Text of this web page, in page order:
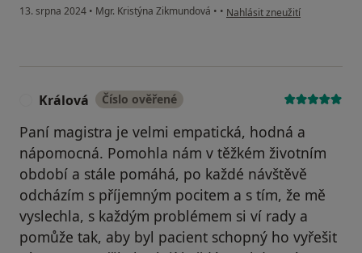
13. srpna 2024 • Mgr. Kristýna Zikmundová • • podle názoru uživatele Mar
Nahlásit zneužití
Králová Číslo ověřené
Paní magistra je velmi empatická, hodná a
nápomocná. Pomohla nám v těžkém životním
období a stále pomáhá, po každé návštěvě
odcházím s příjemným pocitem a s tím, že mě
vyslechla, s každým problémem si ví rady a
pomůže tak, aby byl pacient schopný ho vyřešit